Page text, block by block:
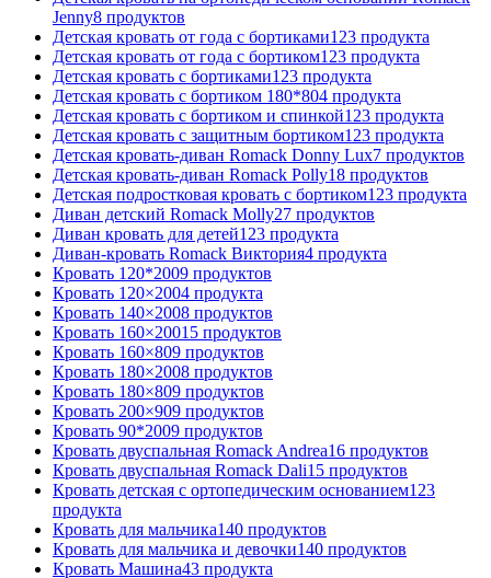
Jenny8 продуктов
Детская кровать от года с бортиками123 продукта
Детская кровать от года с бортиком123 продукта
Детская кровать с бортиками123 продукта
Детская кровать с бортиком 180*804 продукта
Детская кровать с бортиком и спинкой123 продукта
Детская кровать с защитным бортиком123 продукта
Детская кровать-диван Romack Donny Lux7 продуктов
Детская кровать-диван Romack Polly18 продуктов
Детская подростковая кровать с бортиком123 продукта
Диван детский Romack Molly27 продуктов
Диван кровать для детей123 продукта
Диван-кровать Romack Виктория4 продукта
Кровать 120*2009 продуктов
Кровать 120×2004 продукта
Кровать 140×2008 продуктов
Кровать 160×20015 продуктов
Кровать 160×809 продуктов
Кровать 180×2008 продуктов
Кровать 180×809 продуктов
Кровать 200×909 продуктов
Кровать 90*2009 продуктов
Кровать двуспальная Romack Andrea16 продуктов
Кровать двуспальная Romack Dali15 продуктов
Кровать детская с ортопедическим основанием123
продукта
Кровать для мальчика140 продуктов
Кровать для мальчика и девочки140 продуктов
Кровать Машина43 продукта